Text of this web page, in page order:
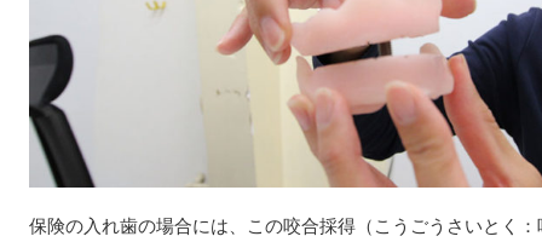
保険の入れ歯の場合には、この咬合採得（こうごうさいとく